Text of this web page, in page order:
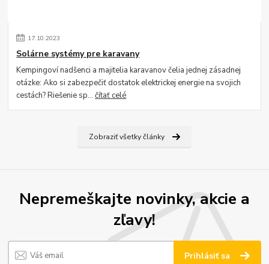
17.10.2023
Solárne systémy pre karavany
Kempingoví nadšenci a majitelia karavanov čelia jednej zásadnej
otázke: Ako si zabezpečiť dostatok elektrickej energie na svojich
cestách? Riešenie sp...čítať celé
Zobraziť všetky články
Nepremeškajte novinky, akcie a
zľavy!
Prihlásiť sa